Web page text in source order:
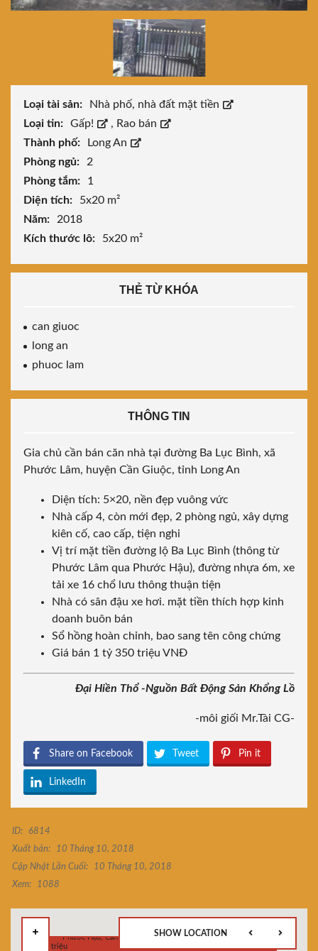
Loại tài sản:
Nhà phố, nhà đất mặt tiền
Loại tin:
Gấp! , Rao bán
Thành phố:
Long An
Phòng ngủ:
2
Phòng tắm:
1
Diện tích:
5x20 m²
Năm:
2018
Kích thước lô:
5x20 m²
THẺ TỪ KHÓA
can giuoc
long an
phuoc lam
THÔNG TIN
Gia chủ cần bán căn nhà tại đường Ba Lục Bình, xã
Phước Lâm, huyện Cần Giuộc, tỉnh Long An
Diện tích: 5×20, nền đẹp vuông vức
Nhà cấp 4, còn mới đẹp, 2 phòng ngủ, xây dựng
kiên cố, cao cấp, tiện nghi
Vị trí mặt tiền đường lộ Ba Lục Bình (thông từ
Phước Lâm qua Phước Hậu), đường nhựa 6m, xe
tải xe 16 chổ lưu thông thuận tiện
Nhà có sân đậu xe hơi. mặt tiền thích hợp kinh
doanh buôn bán
Sổ hồng hoàn chỉnh, bao sang tên công chứng
Giá bán 1 tỷ 350 triệu VNĐ
Đại Hiền Thổ -Nguồn Bất Động Sản Khổng Lồ
-môi giối Mr.Tài CG-
Share on Facebook Tweet Pin it
LinkedIn
ID:
6814
Xuất bản:
10 Tháng 10, 2018
Cập Nhật Lần Cuối:
10 Tháng 10, 2018
Xem:
1088
SHOW LOCATION